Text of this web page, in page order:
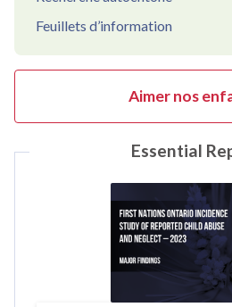
Feuillets d’information
Aimer nos
Essential